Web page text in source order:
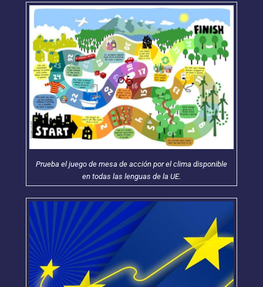
Prueba el juego de mesa de acción por el clima disponible
en todas las lenguas de la UE.